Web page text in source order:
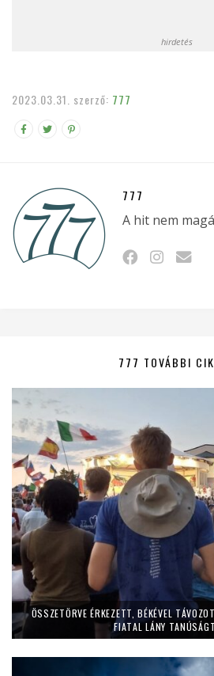
hirdetés
2023.03.31. szerző: 777
777
A hit nem
777 TOVÁBBI
ÖSSZETÖRVE ÉRKEZETT, BÉKÉVEL
FIATAL LÁNY